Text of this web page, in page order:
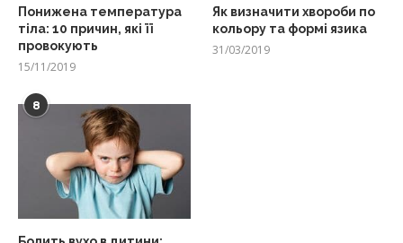
Понижена температура
тіла: 10 причин, які її
провокують
15/11/2019
Як визначити хвороби по
кольору та формі язика
31/03/2019
8